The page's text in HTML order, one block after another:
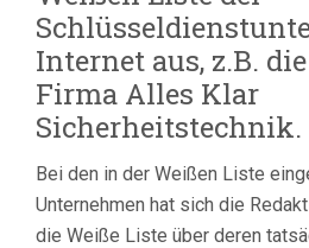
Internet aus, z.B.
Firma Alles Klar
Sicherheitstechnik.
Bei den in der Weißen Liste
Unternehmen hat sich die
die Weiße Liste über deren